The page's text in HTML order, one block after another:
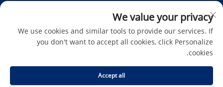
اتصل بنا
We value your privacy
We use cookies and similar tools to provide our services. If
you don't want to accept all cookies, click Personalize
cookies.
Accept all